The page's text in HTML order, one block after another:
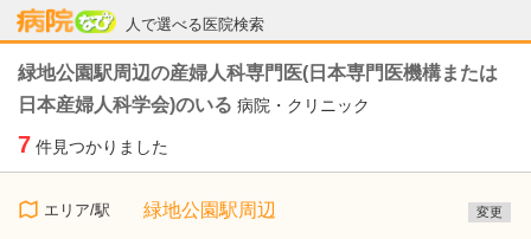
人で選べる医院検索
病院なび
緑地公園駅周辺の産婦人科専門医(日本専門医機構または
日本産婦人科学会)のいる 病院・クリニック
7 件見つかりました
エリア/駅 緑地公園駅周辺 変更